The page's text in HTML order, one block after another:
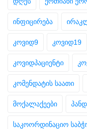
ინფიცირება
კოვიდ9 კოვიდ19
კოვიდპაციენტი
კომენდატის საათი
მოქალაქეები
საკოორდინაციო